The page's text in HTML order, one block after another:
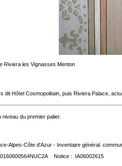
Riviera les Vignasses Menton
dit Hôtel Cosmopolitain, puis Riviera Palace,
du premier palier.
Alpes-Côte d'Azur - Inventaire général.
Notice : IA06002615